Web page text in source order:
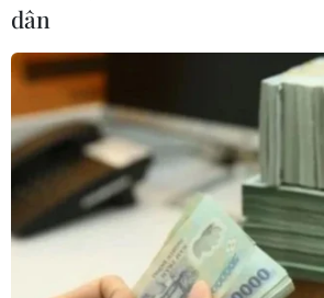
#thuế tiêu thụ đặc biệt
#thuốc lá làm
#gánh nặng do thuốc lá
dân